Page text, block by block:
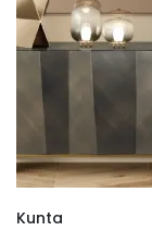
Kunta